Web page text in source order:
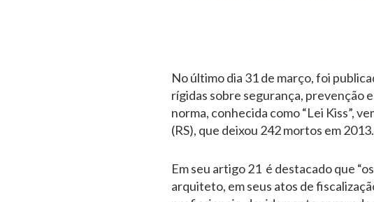
No último dia 31 de março, foi
rígidas sobre segurança, prevenção
norma, conhecida como “Lei Kiss”,
(RS), que deixou 242 mortos em 2013.
Em seu artigo 21 é destacado que
arquiteto, em seus atos de